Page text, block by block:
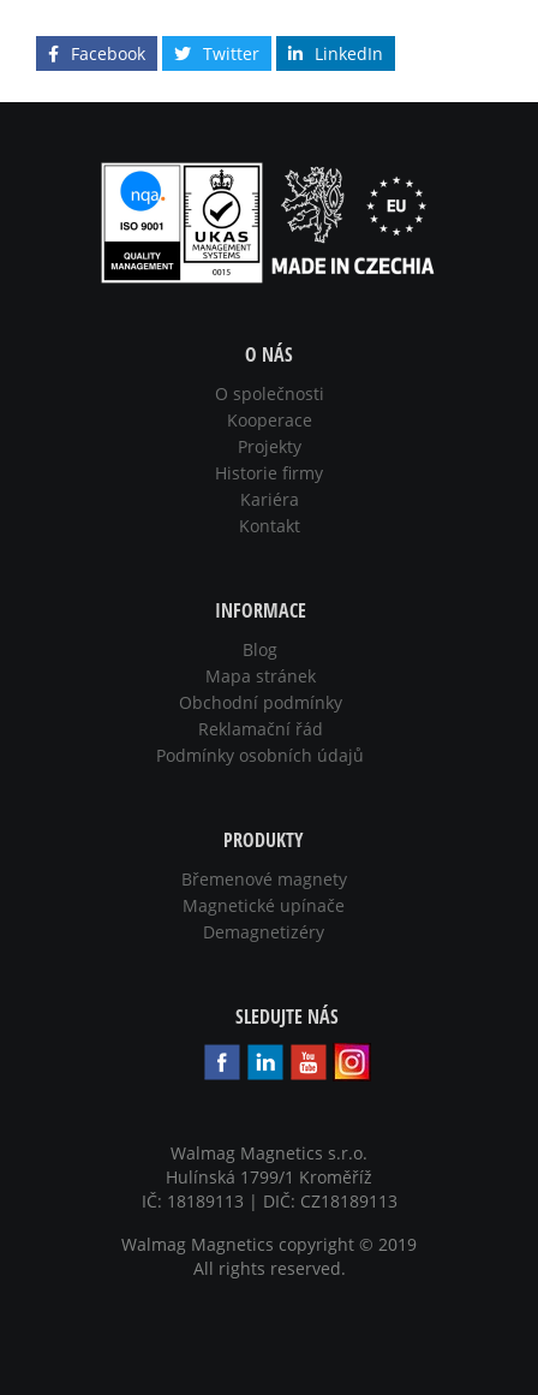
Facebook Twitter LinkedIn
O NÁS
O společnosti
Kooperace
Projekty
Historie firmy
Kariéra
Kontakt
INFORMACE
Blog
Mapa stránek
Obchodní podmínky
Reklamační řád
Podmínky osobních údajů
PRODUKTY
Břemenové magnety
Magnetické upínače
Demagnetizéry
SLEDUJTE NÁS
Walmag Magnetics s.r.o.
Hulínská 1799/1 Kroměříž
IČ: 18189113 | DIČ: CZ18189113
Walmag Magnetics copyright © 2019
All rights reserved.